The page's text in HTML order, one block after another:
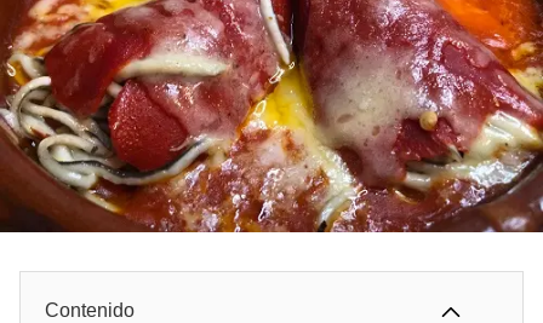
Contenido